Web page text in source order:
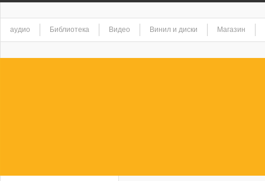
аудио Библиотека Видео Винил и диски Магазин